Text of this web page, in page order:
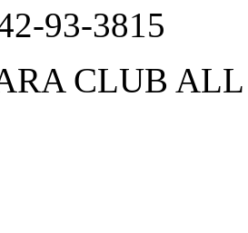
93-3815
CLUB ALL